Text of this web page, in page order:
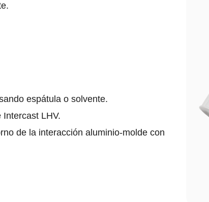
espátula o solvente.
LHV.
de la interacción aluminio-molde con